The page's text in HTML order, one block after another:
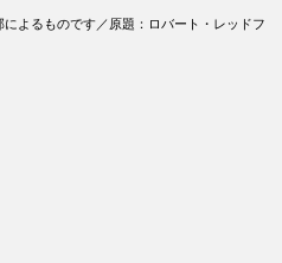
よるものです／原題：ロバート・レッドフ